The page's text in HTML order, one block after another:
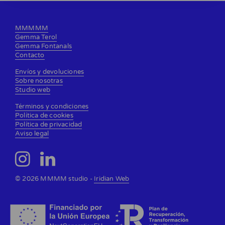
MMMMM
Gemma Terol
Gemma Fontanals
Contacto
Envíos y devoluciones
Sobre nosotras
Studio web
Términos y condiciones
Política de cookies
Política de privacidad
Aviso legal
© 2026 MMMM studio - Iridian Web